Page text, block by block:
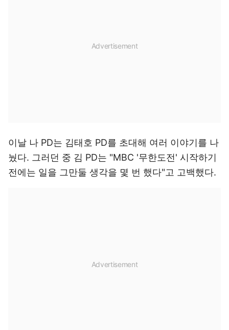
이날 나 PD는 김태호 PD를 초대해 여러 이야기를 나
눴다. 그러던 중 김 PD는 "MBC '무한도전' 시작하기
전에는 일을 그만둘 생각을 몇 번 했다"고 고백했다.